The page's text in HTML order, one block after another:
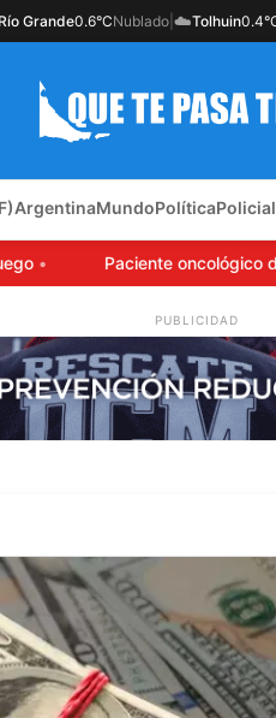
Río Grande0.6°CNublado ☁️Tolhuin
ArgentinaMundoPolítica
Paciente oncológico de